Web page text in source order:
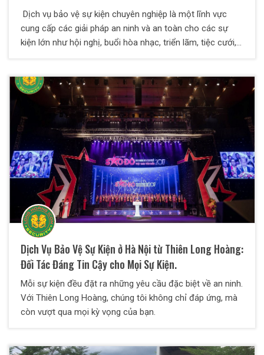
Dịch vụ bảo vệ sự kiện chuyên nghiệp là một lĩnh vực
cung cấp các giải pháp an ninh và an toàn cho các sự
kiện lớn như hội nghị, buổi hòa nhạc, triển lãm, tiệc cưới,
và có kinh nghiệm trong việc quản lý an ninh sự
kiện. Thiên Long Hoàng – công ty cung cấp dịch vụ bảo
vệ sự kiện hàng đầu, hiện đang là đối tác uy tín của nhiều
đơn vị tổ chức sự kiện lớn, nhỏ trong nước. Thiên Long
Hoàng chính là sự lựa chọn lý tưởng hàng đầu cho Quý
khách hàng.
Dịch Vụ Bảo Vệ Sự Kiện ở Hà Nội từ Thiên Long Hoàng:
Đối Tác Đáng Tin Cậy cho Mọi Sự Kiện.
Mỗi sự kiện đều đặt ra những yêu cầu đặc biệt về an ninh.
Với Thiên Long Hoàng, chúng tôi không chỉ đáp ứng, mà
còn vượt qua mọi kỳ vọng của bạn.